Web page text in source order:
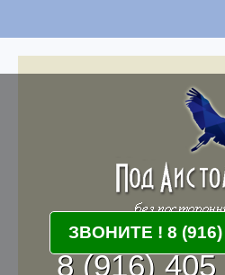
8 (916) 405
ЗВОНИТЕ ! 8 (916)